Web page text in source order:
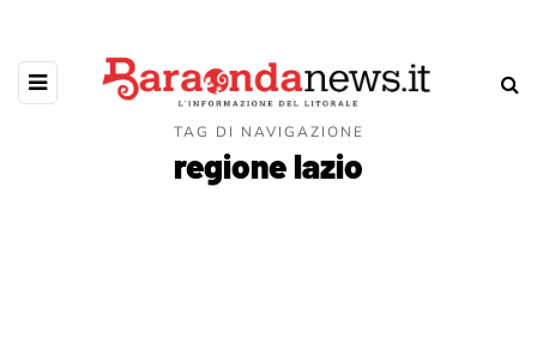
TAG DI NAVIGAZIONE
regione lazio